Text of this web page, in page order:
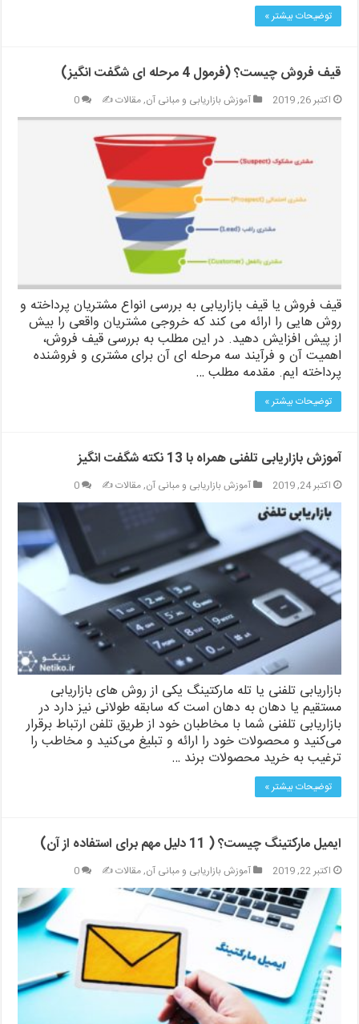
توضیحات بیشتر »
قیف فروش چیست؟ (فرمول 4 مرحله ای شگفت انگیز)
اکتبر 26, 2019 آموزش بازاریابی و مبانی آن,مقالات ✍️ 0
قیف فروش یا قیف بازاریابی به بررسی انواع مشتریان پرداخته و
روش هایی را ارائه می کند که خروجی مشتریان واقعی را بیش
از پیش افزایش دهید. در این مطلب به بررسی قیف فروش،
اهمیت آن و فرآیند سه مرحله ای آن برای مشتری و فروشنده
پرداخته ایم. مقدمه مطلب …
توضیحات بیشتر »
آموزش بازاریابی تلفنی همراه با 13 نکته شگفت انگیز
اکتبر 24, 2019 آموزش بازاریابی و مبانی آن,مقالات ✍️ 0
بازاریابی تلفنی یا تله مارکتینگ یکی از روش های بازاریابی
مستقیم یا دهان به دهان است که سابقه طولانی نیز دارد در
بازاریابی تلفنی شما با مخاطبان خود از طریق تلفن ارتباط برقرار
می‌کنید و محصولات خود را ارائه و تبلیغ می‌کنید و مخاطب را
ترغیب به خرید محصولات برند …
توضیحات بیشتر »
ایمیل مارکتینگ چیست؟ ( 11 دلیل مهم برای استفاده از آن)
اکتبر 22, 2019 آموزش بازاریابی و مبانی آن,مقالات ✍️ 0